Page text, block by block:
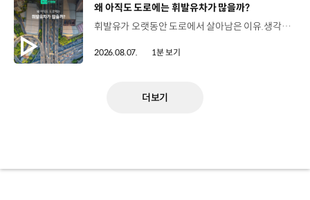
[동영상]
왜 아직도 도로에는 휘발유차가 많을까?
휘발유가 오랫동안 도로에서 살아남은 이유.생각보다 강력한 장점이 있었습니다. 현대진행형 팟캐스트 EP.21에서 확인하세요.📻 #현대자동차그룹 #현대진행형 #모빌리티팟캐스트 #휘발유 #내연기관 #연료 #미래모빌리티 #모빌리티
2026.08.07. 1분 보기
더보기